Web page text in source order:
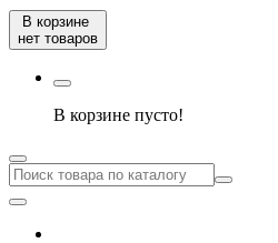
В корзине
нет товаров
В корзине пусто!